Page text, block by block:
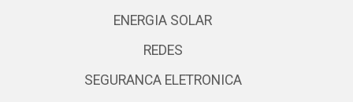
ENERGIA SOLAR
REDES
SEGURANCA ELETRONICA